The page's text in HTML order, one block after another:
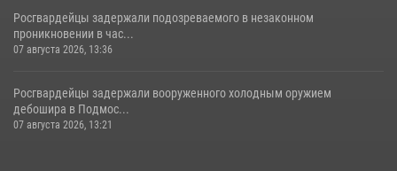
Росгвардейцы задержали подозреваемого в незаконном
проникновении в час...
07 августа 2026, 13:36
Росгвардейцы задержали вооруженного холодным оружием
дебошира в Подмос...
07 августа 2026, 13:21